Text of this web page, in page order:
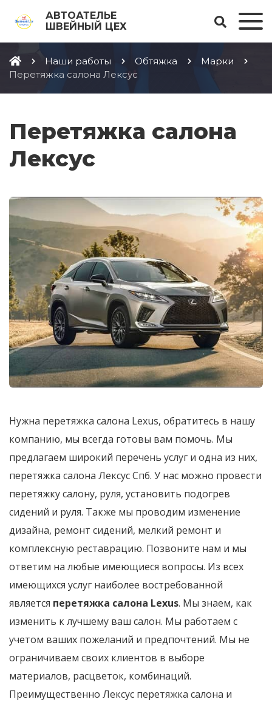
АВТОАТЕЛЬЕ
ШВЕЙНЫЙ ЦЕХ
Наши работы Обтяжка
Марки
Перетяжка салона Лексус
Перетяжка салона
Лексус
Нужна перетяжка салона Lexus, обратитесь в нашу
компанию, мы всегда готовы вам помочь. Мы
предлагаем широкий перечень услуг и одна из них,
перетяжка салона Лексус Спб. У нас можно провести
перетяжку салону, руля, установить подогрев
сидений и руля. Также мы проводим изменение
дизайна, ремонт сидений, мелкий ремонт и
комплексную реставрацию. Позвоните нам и мы
ответим на любые имеющиеся вопросы. Из всех
имеющихся услуг наиболее востребованной
является перетяжка салона Lexus. Мы знаем, как
изменить к лучшему ваш салон. Мы работаем с
учетом ваших пожеланий и предпочтений. Мы не
ограничиваем своих клиентов в выборе
материалов, расцветок, комбинаций.
Преимущественно Лексус перетяжка салона и